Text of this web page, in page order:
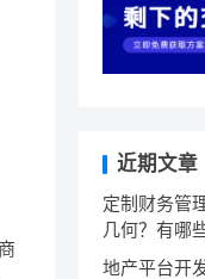
近期文章
定制财务管
几何？有哪
地产平台开